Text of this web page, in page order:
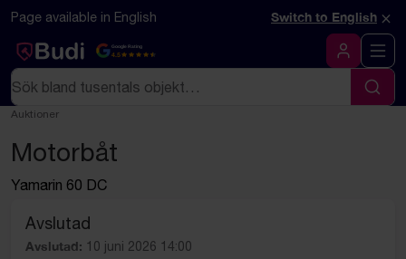
Hoppa till innehåll
Textbaserad (markdown) version av denna sida
Page available in English Switch to English ×
Google Rating
4.5
Logga in
Sök
Sök
Auktioner
Motorbåt
Yamarin 60 DC
Avslutad
Avslutad: 10 juni 2026 14:00